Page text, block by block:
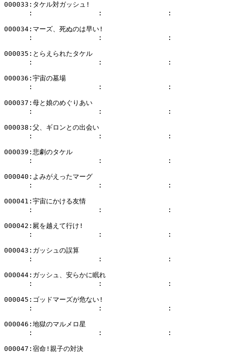
000033:タケル対ガッシュ!
:                :                :
000034:マーズ、死ぬのは早い!
:                :                :
000035:とらえられたタケル
:                :                :
000036:宇宙の墓場
:                :                :
000037:母と娘のめぐりあい
:                :                :
000038:父、ギロンとの出会い
:                :                :
000039:悲劇のタケル
:                :                :
000040:よみがえったマーグ
:                :                :
000041:宇宙にかける友情
:                :                :
000042:屍を越えて行け!
:                :                :
000043:ガッシュの誤算
:                :                :
000044:ガッシュ、安らかに眠れ
:                :                :
000045:ゴッドマーズが危ない!
:                :                :
000046:地獄のマルメロ星
:                :                :
000047:宿命!親子の対決